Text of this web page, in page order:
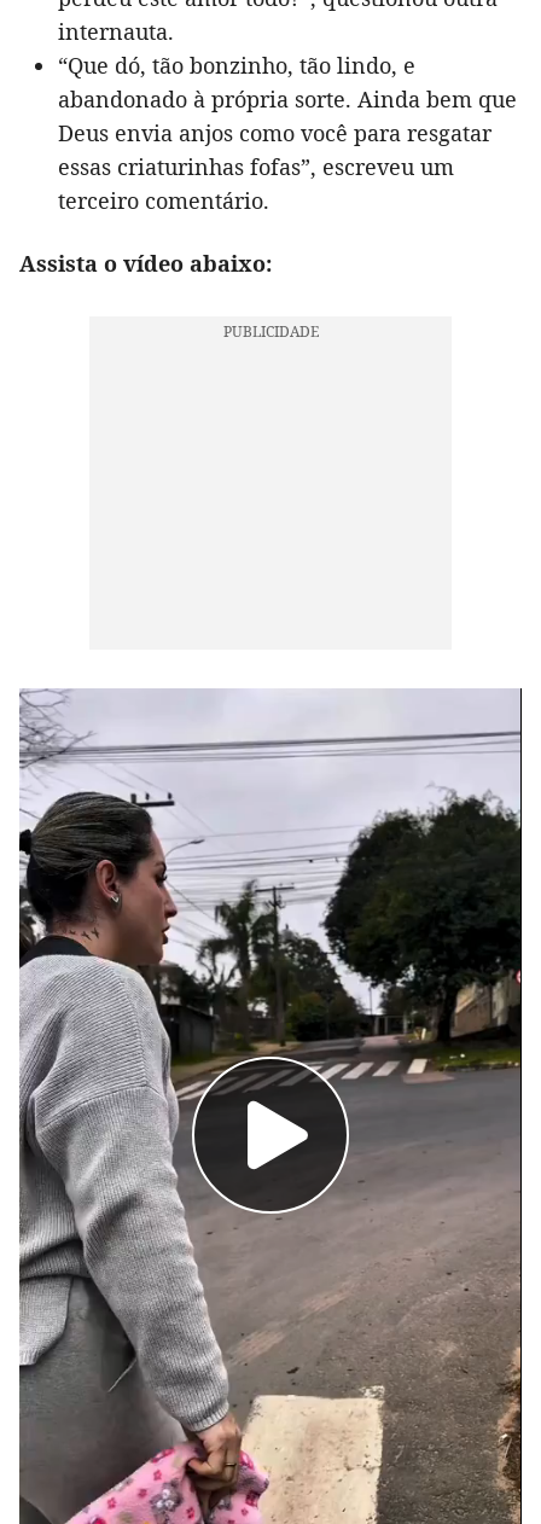
internauta.
“Que dó, tão bonzinho, tão lindo, e
abandonado à própria sorte. Ainda bem que
Deus envia anjos como você para resgatar
essas criaturinhas fofas”, escreveu um
terceiro comentário.
Assista o vídeo abaixo: